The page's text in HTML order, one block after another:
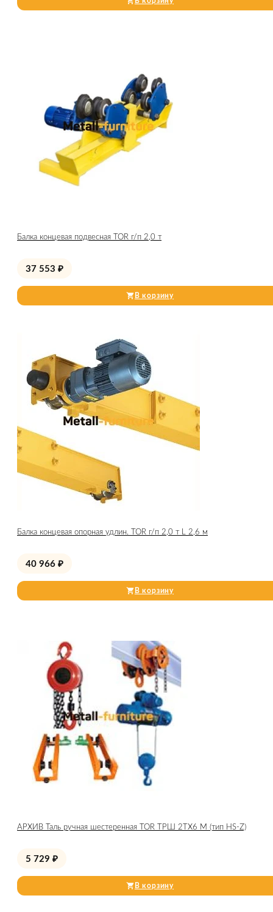
Балка концевая подвесная TOR г/п 2,0 т
37 553 ₽
В корзину
Балка концевая опорная удлин. TOR г/п 2,0 т L 2,6 м
40 966 ₽
В корзину
АРХИВ Таль ручная шестеренная TOR ТРШ 2ТХ6 М (тип HS-Z)
5 729 ₽
В корзину